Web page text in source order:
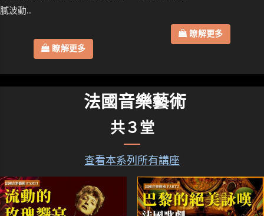
膩波動..
瞭解更多
瞭解更多
法國音樂藝術
共３堂
查看本系列所有講座